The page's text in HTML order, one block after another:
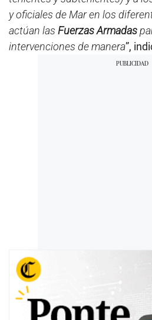
e
s
,
4
9
y oficiales de Mar en los
actúan las Fuerzas Armadas
intervenciones de manera”,